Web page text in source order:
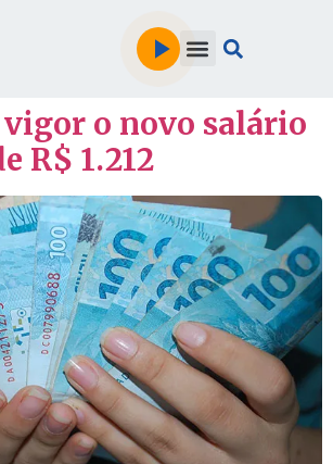
o novo salário
R$ 1.212